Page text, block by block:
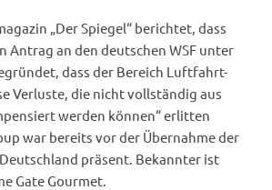
„Der Spiegel“ berichtet, dass
Antrag an den deutschen WSF unter
dass der Bereich Luftfahrt-
Verluste, die nicht vollständig aus
werden können“ erlitten
war bereits vor der Übernahme der
präsent. Bekannter ist
Gate Gourmet.